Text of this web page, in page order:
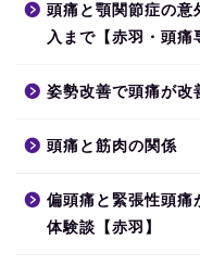
頭痛と顎関節症の意
入まで【赤羽・頭痛
姿勢改善で頭痛が改
頭痛と筋肉の関係
偏頭痛と緊張性頭痛
体験談【赤羽】